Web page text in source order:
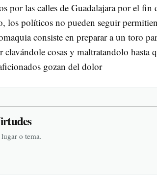
por las calles de Guadalajara por el fin
los políticos no pueden seguir
consiste en preparar a un toro
clavándole cosas y maltratandolo hasta
gozan del dolor
o tema.